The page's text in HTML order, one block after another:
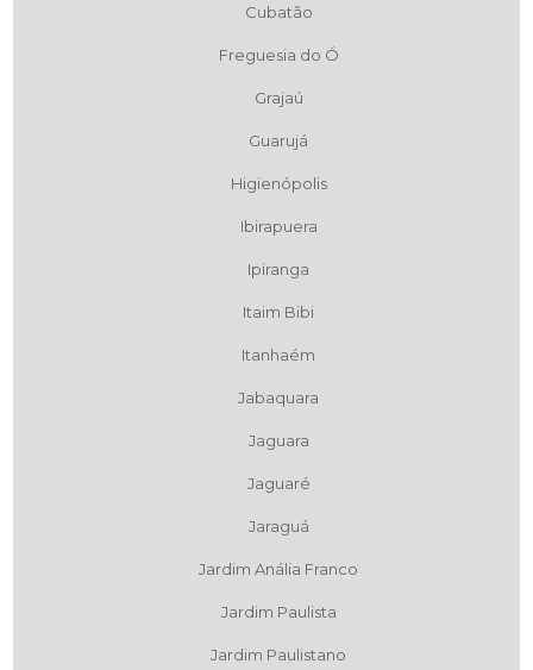
Cubatão
Freguesia do Ó
Grajaú
Guarujá
Higienópolis
Ibirapuera
Ipiranga
Itaim Bibi
Itanhaém
Jabaquara
Jaguara
Jaguaré
Jaraguá
Jardim Anália Franco
Jardim Paulista
Jardim Paulistano